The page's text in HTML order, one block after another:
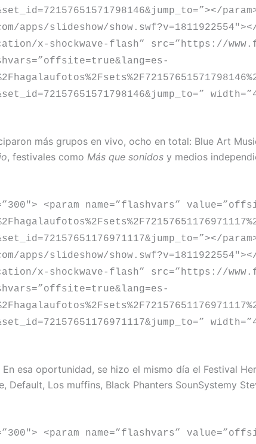
slideshow/
x-shockwave-flash” src=”https://
más grupos en vivo, ocho en total: Blue Art
, festivales como Más que sonidos y medios
<param name=”flashvars”
slideshow/
x-shockwave-flash” src=”https://
esa oportunidad, se hizo el mismo día el Festival
Default, Los muffins, Black Phanters SounSystemy
<param name=”flashvars”